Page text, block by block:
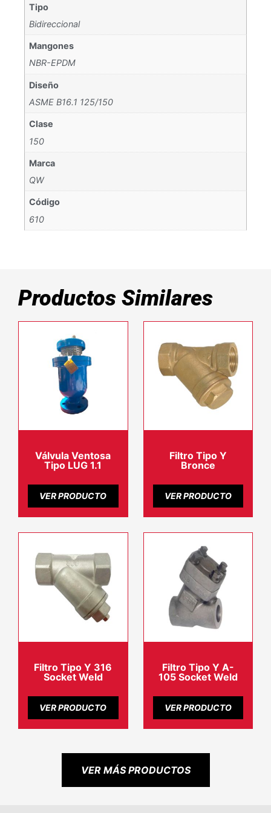
Tipo
Bidireccional
Mangones
NBR-EPDM
Diseño
ASME B16.1 125/150
Clase
150
Marca
QW
Código
610
Productos Similares
Válvula Ventosa
Tipo LUG 1.1
VER PRODUCTO
Filtro Tipo Y
Bronce
VER PRODUCTO
Filtro Tipo Y 316
Socket Weld
VER PRODUCTO
Filtro Tipo Y A-
105 Socket Weld
VER PRODUCTO
VER MÁS PRODUCTOS